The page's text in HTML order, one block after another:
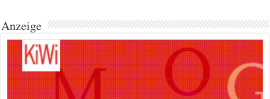
Anzeige